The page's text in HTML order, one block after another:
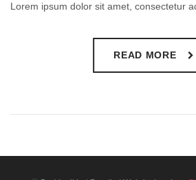
Lorem ipsum dolor sit amet, consectetur
READ MORE